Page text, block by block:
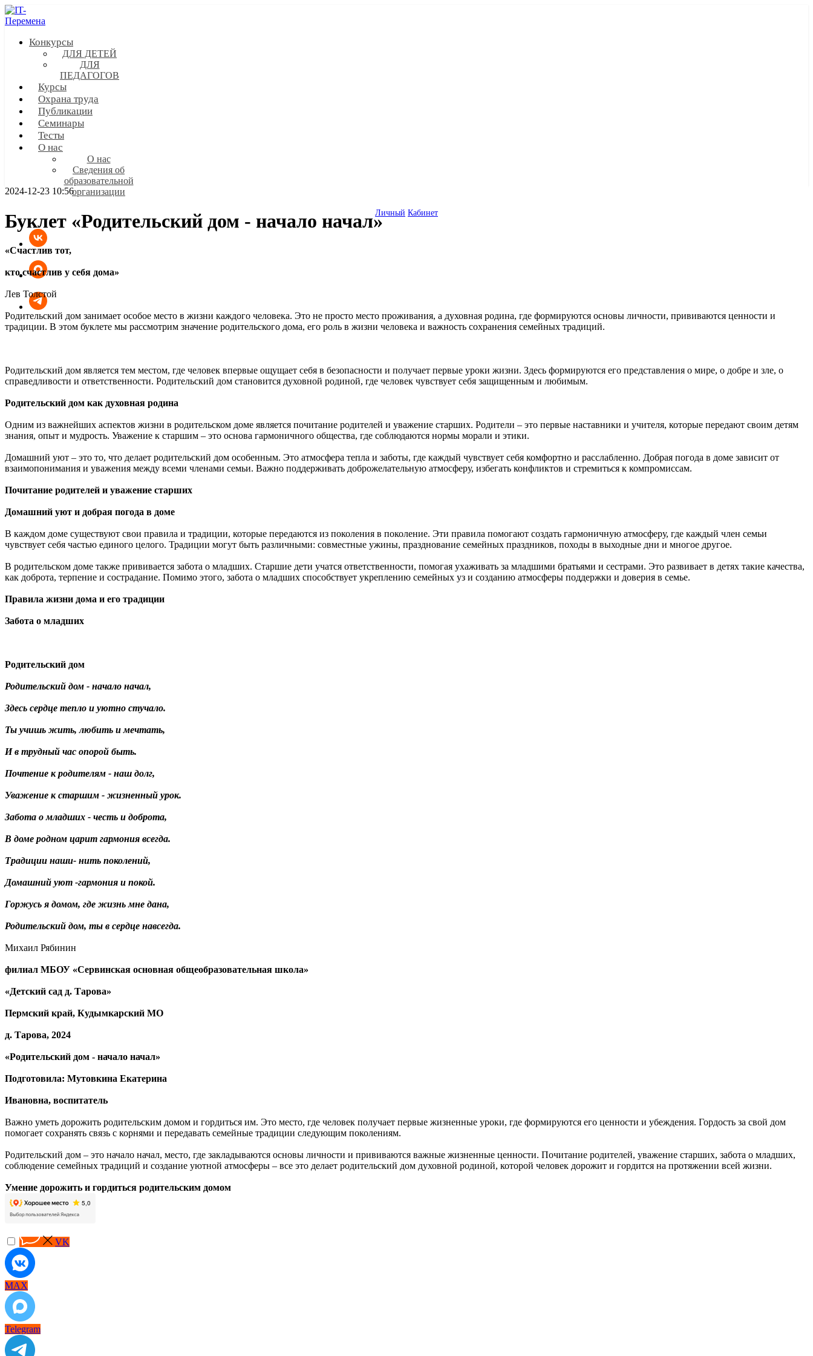
Конкурсы
ДЛЯ ДЕТЕЙ
ДЛЯ
ПЕДАГОГОВ
Курсы
Охрана труда
Публикации
Семинары
Тесты
О нас
О нас
Сведения об
образовательной
организации
Личный Кабинет
2024-12-23 10:56
Буклет «Родительский дом - начало начал»
«Счастлив тот,
кто счастлив у себя дома»
Лев Толстой
Родительский дом занимает особое место в жизни каждого человека. Это не просто место проживания, а духовная родина, где формируются основы личности, прививаются ценности и
традиции. В этом буклете мы рассмотрим значение родительского дома, его роль в жизни человека и важность сохранения семейных традиций.
Родительский дом является тем местом, где человек впервые ощущает себя в безопасности и получает первые уроки жизни. Здесь формируются его представления о мире, о добре и зле, о
справедливости и ответственности. Родительский дом становится духовной родиной, где человек чувствует себя защищенным и любимым.
Родительский дом как духовная родина
Одним из важнейших аспектов жизни в родительском доме является почитание родителей и уважение старших. Родители – это первые наставники и учителя, которые передают своим детям
знания, опыт и мудрость. Уважение к старшим – это основа гармоничного общества, где соблюдаются нормы морали и этики.
Домашний уют – это то, что делает родительский дом особенным. Это атмосфера тепла и заботы, где каждый чувствует себя комфортно и расслабленно. Добрая погода в доме зависит от
взаимопонимания и уважения между всеми членами семьи. Важно поддерживать доброжелательную атмосферу, избегать конфликтов и стремиться к компромиссам.
Почитание родителей и уважение старших
Домашний уют и добрая погода в доме
В каждом доме существуют свои правила и традиции, которые передаются из поколения в поколение. Эти правила помогают создать гармоничную атмосферу, где каждый член семьи
чувствует себя частью единого целого. Традиции могут быть различными: совместные ужины, празднование семейных праздников, походы в выходные дни и многое другое.
В родительском доме также прививается забота о младших. Старшие дети учатся ответственности, помогая ухаживать за младшими братьями и сестрами. Это развивает в детях такие качества,
как доброта, терпение и сострадание. Помимо этого, забота о младших способствует укреплению семейных уз и созданию атмосферы поддержки и доверия в семье.
Правила жизни дома и его традиции
Забота о младших
Родительский дом
Родительский дом - начало начал,
Здесь сердце тепло и уютно стучало.
Ты учишь жить, любить и мечтать,
И в трудный час опорой быть.
Почтение к родителям - наш долг,
Уважение к старшим - жизненный урок.
Забота о младших - честь и доброта,
В доме родном царит гармония всегда.
Традиции наши- нить поколений,
Домашний уют -гармония и покой.
Горжусь я домом, где жизнь мне дана,
Родительский дом, ты в сердце навсегда.
Михаил Рябинин
филиал МБОУ «Сервинская основная общеобразовательная школа»
«Детский сад д. Тарова»
Пермский край, Кудымкарский МО
д. Тарова, 2024
«Родительский дом - начало начал»
Подготовила: Мутовкина Екатерина
Ивановна, воспитатель
Важно уметь дорожить родительским домом и гордиться им. Это место, где человек получает первые жизненные уроки, где формируются его ценности и убеждения. Гордость за свой дом
помогает сохранять связь с корнями и передавать семейные традиции следующим поколениям.
Родительский дом – это начало начал, место, где закладываются основы личности и прививаются важные жизненные ценности. Почитание родителей, уважение старших, забота о младших,
соблюдение семейных традиций и создание уютной атмосферы – все это делает родительский дом духовной родиной, которой человек дорожит и гордится на протяжении всей жизни.
Умение дорожить и гордиться родительским домом
VK
MAX
Telegram